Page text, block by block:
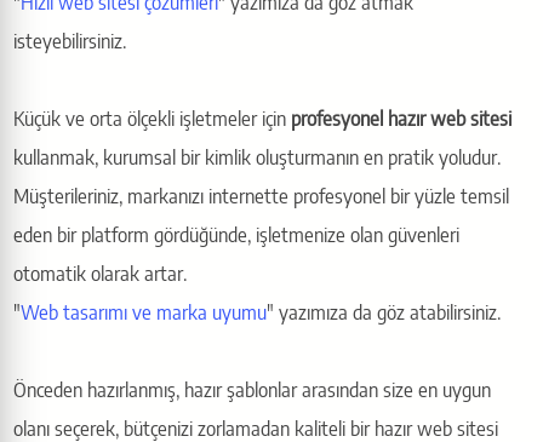
isteyebilirsiniz.
Küçük ve orta ölçekli işletmeler için profesyonel hazır web sitesi
kullanmak, kurumsal bir kimlik oluşturmanın en pratik yoludur.
Müşterileriniz, markanızı internette profesyonel bir yüzle temsil
eden bir platform gördüğünde, işletmenize olan güvenleri
otomatik olarak artar.
"Web tasarımı ve marka uyumu" yazımıza da göz atabilirsiniz.
Önceden hazırlanmış, hazır şablonlar arasından size en uygun
olanı seçerek, bütçenizi zorlamadan kaliteli bir hazır web sitesi